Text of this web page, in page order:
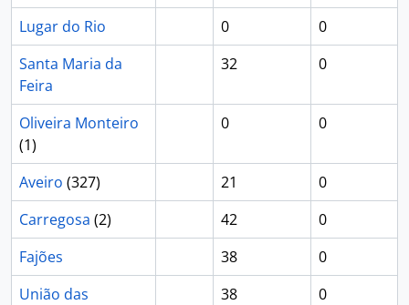
Lugar do Rio
0
0
Santa Maria da
Feira
32 0
Oliveira Monteiro
(1)
0 0
Aveiro (327) 21
0
Carregosa (2) 42
0
Fajões
38
0
União das
38 0